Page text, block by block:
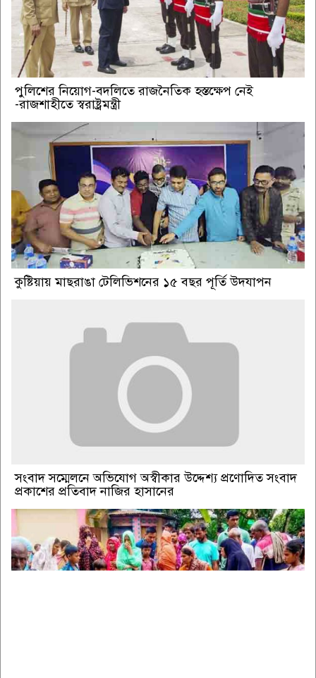
পুলিশের নিয়োগ-বদলিতে রাজনৈতিক হস্তক্ষেপ নেই
-রাজশাহীতে স্বরাষ্ট্রমন্ত্রী
কুষ্টিয়ায় মাছরাঙা টেলিভিশনের ১৫ বছর পূর্তি উদযাপন
সংবাদ সম্মেলনে অভিযোগ অস্বীকার উদ্দেশ্য প্রণোদিত সংবাদ
প্রকাশের প্রতিবাদ নাজির হাসানের